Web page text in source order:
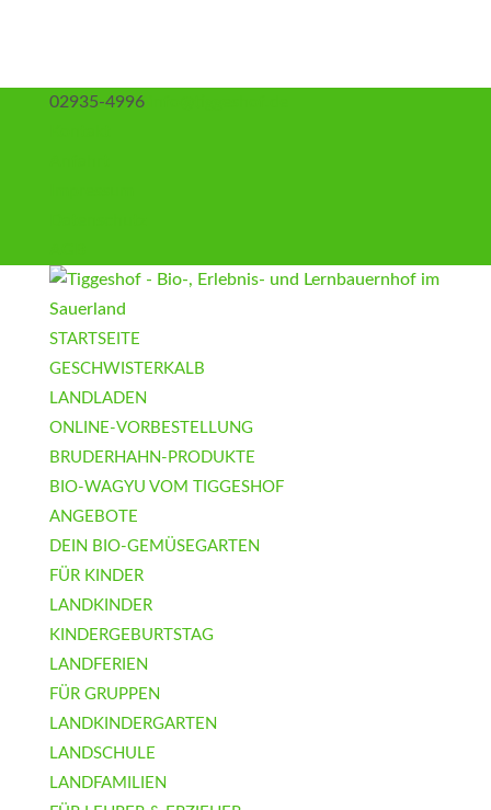
02935-4996
STARTSEITE
GESCHWISTERKALB
LANDLADEN
ONLINE-VORBESTELLUNG
BRUDERHAHN-PRODUKTE
BIO-WAGYU VOM TIGGESHOF
ANGEBOTE
DEIN BIO-GEMÜSEGARTEN
FÜR KINDER
LANDKINDER
KINDERGEBURTSTAG
LANDFERIEN
FÜR GRUPPEN
LANDKINDERGARTEN
LANDSCHULE
LANDFAMILIEN